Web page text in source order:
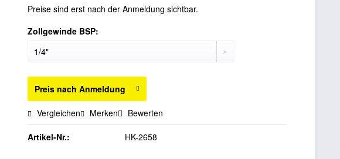
Preise sind erst nach der Anmeldung sichtbar.
Zollgewinde BSP:
Preis nach Anmeldung
Vergleichen Merken Bewerten
Artikel-Nr.: HK-2658